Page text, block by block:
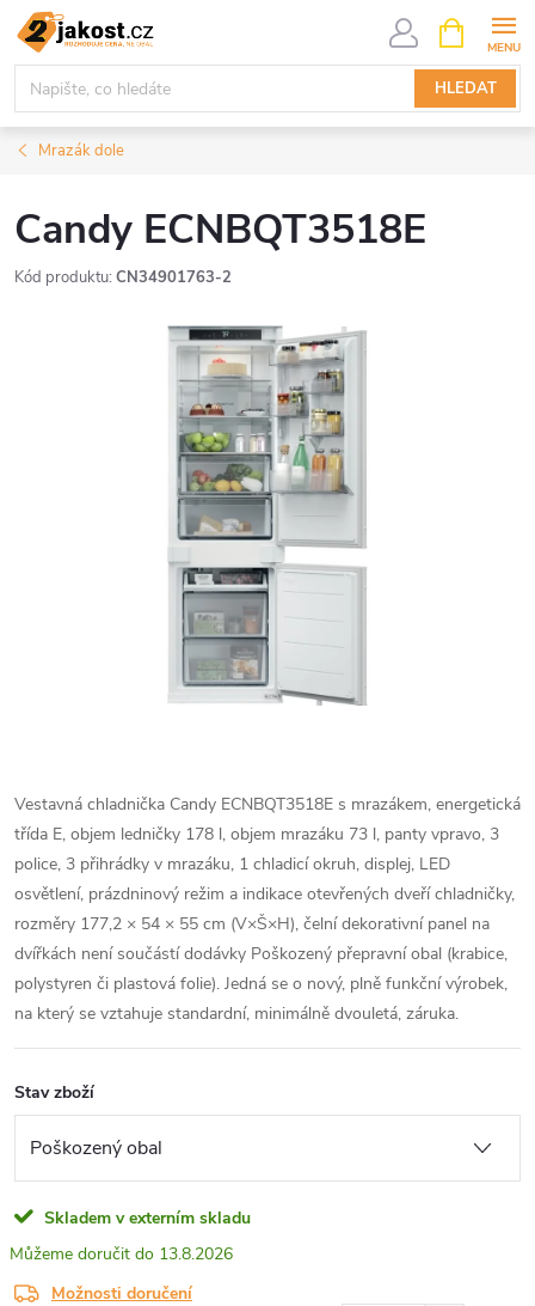
Přejít
obsah
HLEDAT
NÁKUPNÍ
KOŠÍK
Mrazák dole
Candy ECNBQT3518E
Kód produktu: CN34901763-2
Vestavná chladnička Candy ECNBQT3518E s mrazákem, energetická
třída E, objem ledničky 178 l, objem mrazáku 73 l, panty vpravo, 3
police, 3 přihrádky v mrazáku, 1 chladicí okruh, displej, LED
osvětlení, prázdninový režim a indikace otevřených dveří chladničky,
rozměry 177,2 × 54 × 55 cm (V×Š×H), čelní dekorativní panel na
dvířkách není součástí dodávky Poškozený přepravní obal (krabice,
polystyren či plastová folie). Jedná se o nový, plně funkční výrobek,
na který se vztahuje standardní, minimálně dvouletá, záruka.
Stav zboží
Skladem v externím skladu
13.8.2026
Možnosti doručení